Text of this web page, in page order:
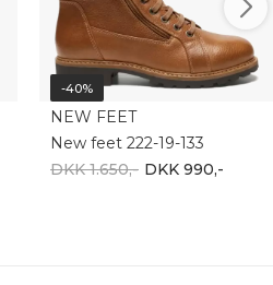
-40%
NEW FEET
New feet 222-19-133
DKK 1.650,- DKK 990,-